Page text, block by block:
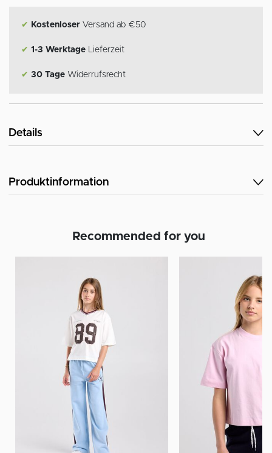
✔ Kostenloser Versand ab €50
✔ 1-3 Werktage Lieferzeit
✔ 30 Tage Widerrufsrecht
Details
Produktinformation
Recommended for you